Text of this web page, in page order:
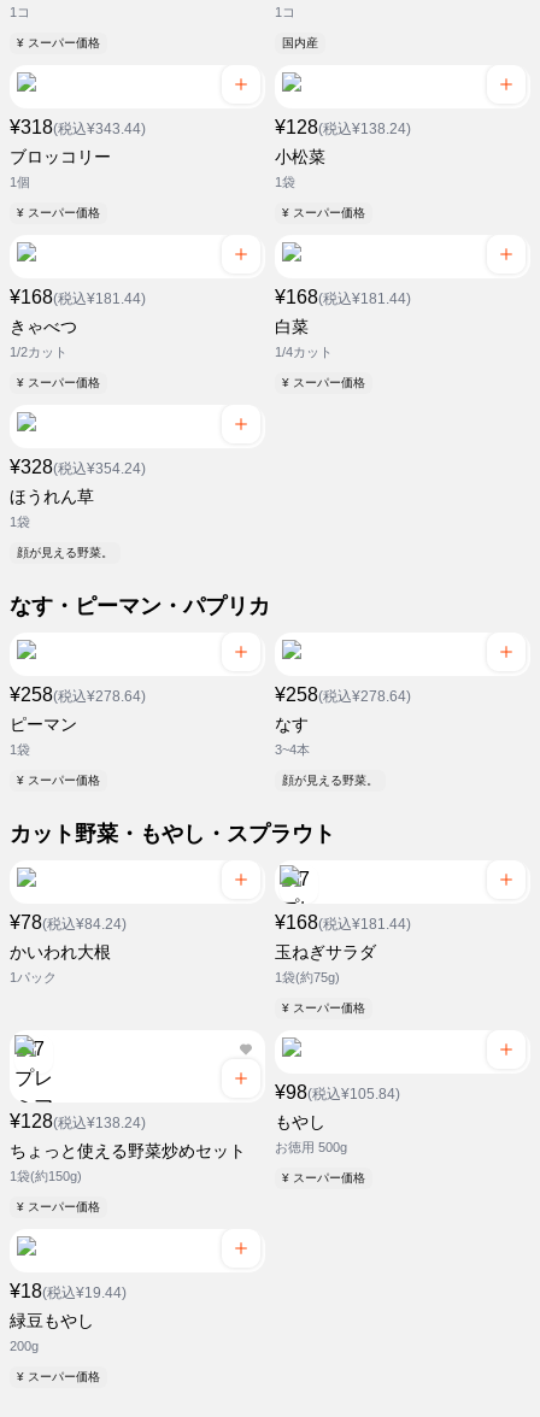
1コ
¥ スーパー価格
1コ
国内産
¥318(税込¥343.44)
ブロッコリー
1個
¥ スーパー価格
¥128(税込¥138.24)
小松菜
1袋
¥ スーパー価格
¥168(税込¥181.44)
きゃべつ
1/2カット
¥ スーパー価格
¥168(税込¥181.44)
白菜
1/4カット
¥ スーパー価格
¥328(税込¥354.24)
ほうれん草
1袋
顔が見える野菜。
なす・ピーマン・パプリカ
¥258(税込¥278.64)
ピーマン
1袋
¥ スーパー価格
¥258(税込¥278.64)
なす
3~4本
顔が見える野菜。
カット野菜・もやし・スプラウト
¥78(税込¥84.24)
かいわれ大根
1パック
¥168(税込¥181.44)
玉ねぎサラダ
1袋(約75g)
¥ スーパー価格
¥128(税込¥138.24)
ちょっと使える野菜炒めセット
1袋(約150g)
¥ スーパー価格
¥98(税込¥105.84)
もやし
お徳用 500g
¥ スーパー価格
¥18(税込¥19.44)
緑豆もやし
200g
¥ スーパー価格